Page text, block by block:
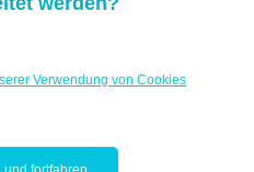
Modellen und der Ausbau
Verwendung von Cookies